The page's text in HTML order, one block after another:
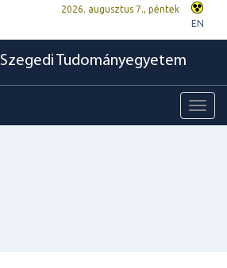
2026. augusztus 7., péntek
EN
Szegedi Tudományegyetem